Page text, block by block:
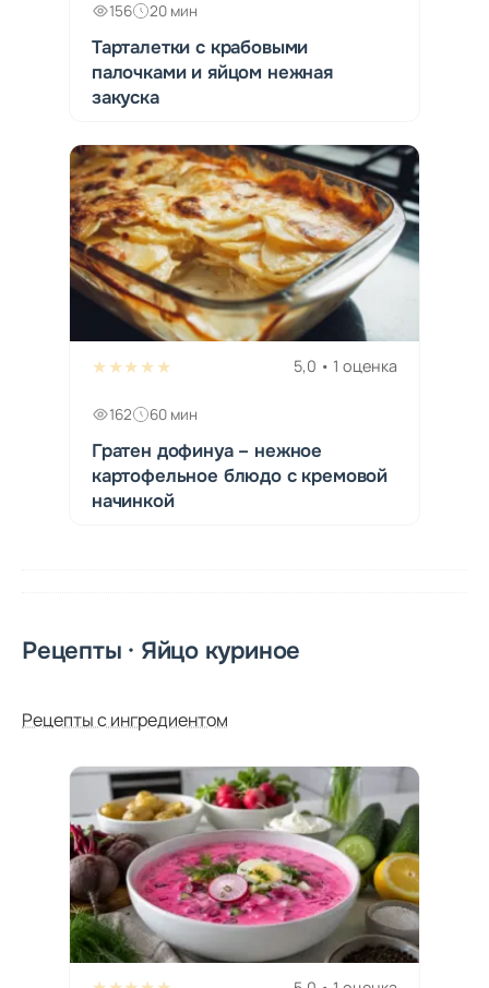
156 20 мин
Тарталетки с крабовыми
палочками и яйцом нежная
закуска
★★★★★ 5,0 • 1 оценка
162 60 мин
Гратен дофинуа – нежное
картофельное блюдо с кремовой
начинкой
Рецепты · Яйцо куриное
Рецепты с ингредиентом